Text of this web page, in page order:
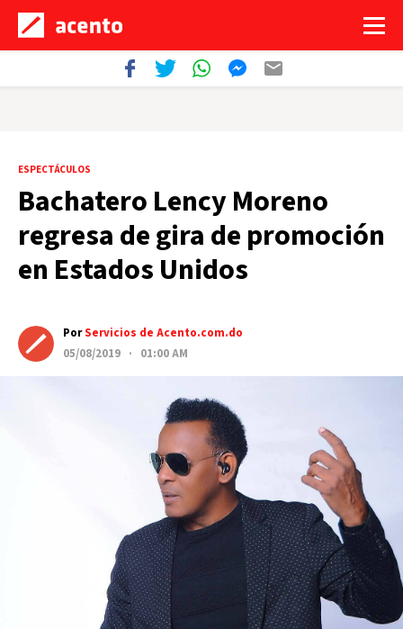
ESPECTÁCULOS
Bachatero Lency Moreno
regresa de gira de promoción
en Estados Unidos
PorServicios de Acento.com.do
05/08/2019 · 01:00 AM